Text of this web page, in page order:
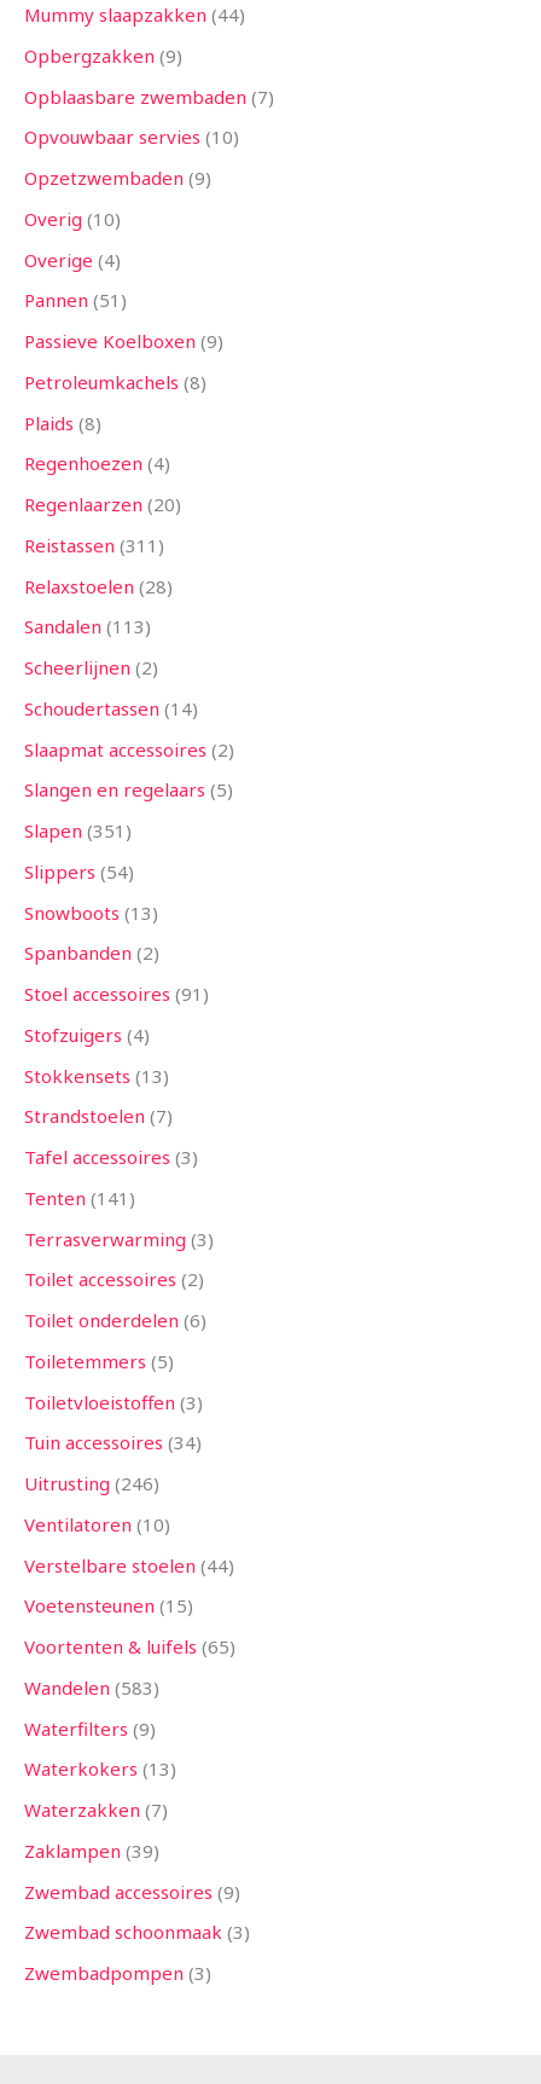
Mummy slaapzakken 44
Opbergzakken 9
Opblaasbare zwembaden 7
Opvouwbaar servies 10
Opzetzwembaden 9
Overig 10
Overige 4
Pannen 51
Passieve Koelboxen 9
Petroleumkachels 8
Plaids 8
Regenhoezen 4
Regenlaarzen 20
Reistassen 311
Relaxstoelen 28
Sandalen 113
Scheerlijnen 2
Schoudertassen 14
Slaapmat accessoires 2
Slangen en regelaars 5
Slapen 351
Slippers 54
Snowboots 13
Spanbanden 2
Stoel accessoires 91
Stofzuigers 4
Stokkensets 13
Strandstoelen 7
Tafel accessoires 3
Tenten 141
Terrasverwarming 3
Toilet accessoires 2
Toilet onderdelen 6
Toiletemmers 5
Toiletvloeistoffen 3
Tuin accessoires 34
Uitrusting 246
Ventilatoren 10
Verstelbare stoelen 44
Voetensteunen 15
Voortenten & luifels 65
Wandelen 583
Waterfilters 9
Waterkokers 13
Waterzakken 7
Zaklampen 39
Zwembad accessoires 9
Zwembad schoonmaak 3
Zwembadpompen 3